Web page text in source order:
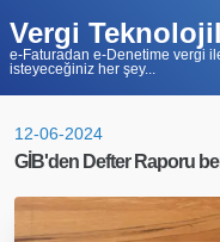
Vergi
e-Faturadan e-Denetime vergi
isteyeceğiniz her şey...
12-06-2024
GİB'den Defter Raporu